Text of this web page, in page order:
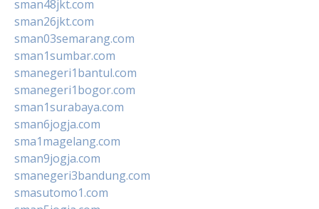
sman48jkt.com
sman26jkt.com
sman03semarang.com
sman1sumbar.com
smanegeri1bantul.com
smanegeri1bogor.com
sman1surabaya.com
sman6jogja.com
sma1magelang.com
sman9jogja.com
smanegeri3bandung.com
smasutomo1.com